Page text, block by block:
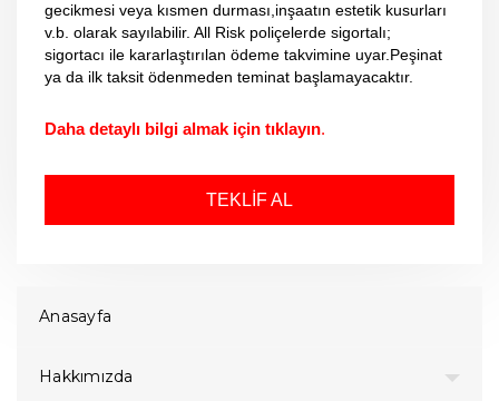
gecikmesi veya kısmen durması,inşaatın estetik kusurları
v.b. olarak sayılabilir. All Risk poliçelerde sigortalı;
sigortacı ile kararlaştırılan ödeme takvimine uyar.Peşinat
ya da ilk taksit ödenmeden teminat başlamayacaktır.
Daha detaylı bilgi almak için tıklayın.
TEKLİF AL
Anasayfa
Hakkımızda